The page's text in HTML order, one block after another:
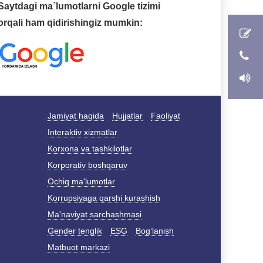
ma`lumotlarni Google tizimi
ham qidirishingiz mumkin:
Jamiyat haqida Hujjatlar
Faoliyat
Interaktiv xizmatlar
Korxona va tashkilotlar
Korporativ boshqaruv
Ochiq ma'lumotlar
Korrupsiyaga qarshi kurashish
Ma'naviyat sarchashmasi
Gender tenglik
ESG
Bog‘lanish
Matbuot markazi